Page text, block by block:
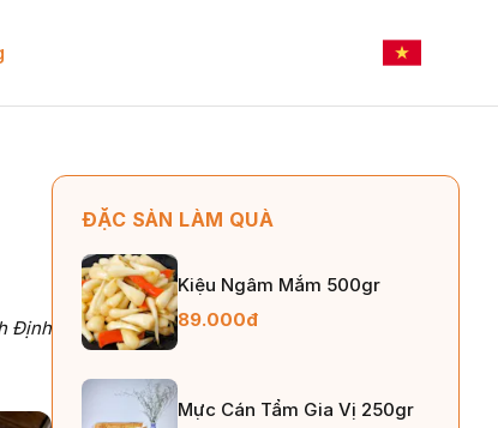
Định
ĐẶC SẢN LÀM QUÀ
Kiệu Ngâm Mắm 500gr
89.000đ
Mực Cán Tẩm Gia Vị 250gr